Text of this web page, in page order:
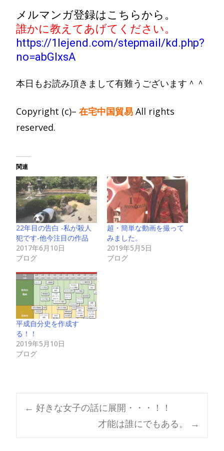
メルマンガ登録はこちらから。
誰かに教えてあげてください。
https://1lejend.com/stepmail/kd.php?
no=abGlxsA
本日もお読み頂きまして有難うございます＾＾
Copyright (c)– 在宅中国貿易 All rights
reserved.
関連
22年目の告白 -私が殺人
犯です-他今注目の作品
2017年6月10日
ブログ
超・簡単な動画を撮って
みました。
2019年5月5日
ブログ
平成自分史を作成す
る！！
2019年5月10日
ブログ
Post
navigation
← 好きな女子の話に展開・・・！！
才能は誰にでもある。
→